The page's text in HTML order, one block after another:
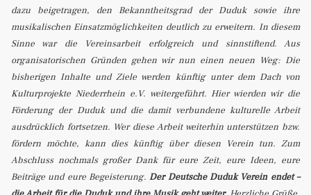
dazu beigetragen, den Bekanntheitsgrad der Duduk sowie ihre
musikalischen Einsatzmöglichkeiten deutlich zu erweitern. In diesem
Sinne war die Vereinsarbeit erfolgreich und sinnstiftend. Aus
organisatorischen Gründen gehen wir nun einen neuen Weg: Die
bisherigen Inhalte und Ziele werden künftig unter dem Dach von
Kulturprojekte Niederrhein e.V. weitergeführt. Hier wierden wir die
Förderung der Duduk und die damit verbundene kulturelle Arbeit
ausdrücklich fortsetzen. Wer diese Arbeit weiterhin unterstützen bzw.
fördern möchte, kann dies künftig über diesen Verein tun. Zum
Abschluss nochmals großer Dank für eure Zeit, eure Ideen, eure
Beiträge und eure Begeisterung.Der Deutsche Duduk Verein endet –